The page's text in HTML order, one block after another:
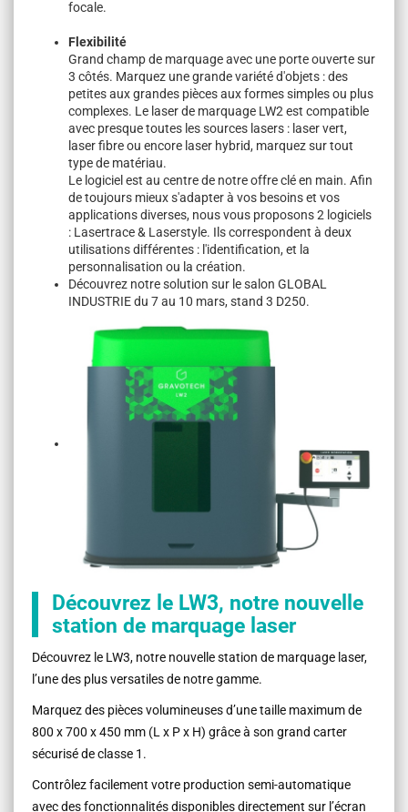
focale.
Flexibilité
Grand champ de marquage avec une porte ouverte sur
3 côtés. Marquez une grande variété d'objets : des
petites aux grandes pièces aux formes simples ou plus
complexes. Le laser de marquage LW2 est compatible
avec presque toutes les sources lasers : laser vert,
laser fibre ou encore laser hybrid, marquez sur tout
type de matériau.
Le logiciel est au centre de notre offre clé en main. Afin
de toujours mieux s'adapter à vos besoins et vos
applications diverses, nous vous proposons 2 logiciels
: Lasertrace & Laserstyle. Ils correspondent à deux
utilisations différentes : l'identification, et la
personnalisation ou la création.
Découvrez notre solution sur le salon GLOBAL
INDUSTRIE du 7 au 10 mars, stand 3 D250.
Découvrez le LW3, notre nouvelle
station de marquage laser
Découvrez le LW3, notre nouvelle station de marquage laser,
l’une des plus versatiles de notre gamme.
Marquez des pièces volumineuses d’une taille maximum de
800 x 700 x 450 mm (L x P x H) grâce à son grand carter
sécurisé de classe 1.
Contrôlez facilement votre production semi-automatique
avec des fonctionnalités disponibles directement sur l’écran